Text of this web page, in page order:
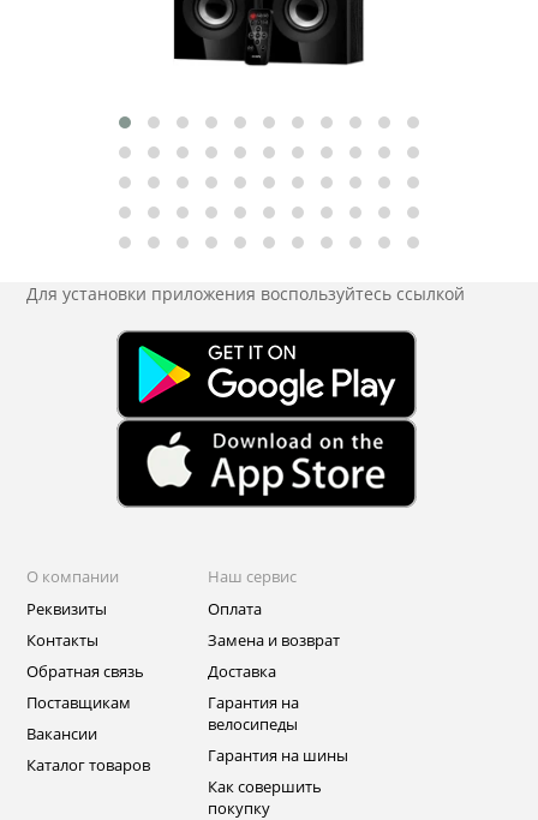
Для установки приложения воспользуйтесь ссылкой
О компании
Реквизиты
Контакты
Обратная связь
Поставщикам
Вакансии
Каталог товаров
Наш сервис
Оплата
Замена и возврат
Доставка
Гарантия на
велосипеды
Гарантия на шины
Как совершить
покупку